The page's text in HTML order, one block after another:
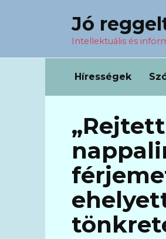
Jó
Intellektuális és
Hírességek